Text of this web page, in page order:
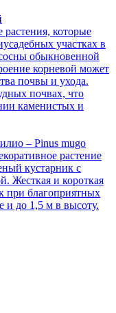
которые
участках в
обыкновенной
корневой может
почвы и ухода.
почвах, что
каменистых и
– Pinus mugo
растение
кустарник с
Жесткая и короткая
при благоприятных
и до 1,5 м в высоту.